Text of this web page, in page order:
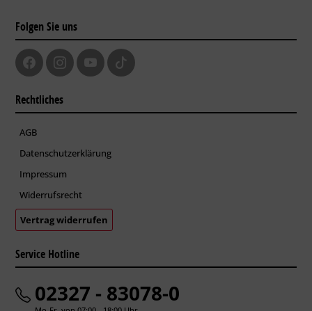
Folgen Sie uns
Rechtliches
AGB
Datenschutzerklärung
Impressum
Widerrufsrecht
Vertrag widerrufen
Service Hotline
02327 - 83078-0